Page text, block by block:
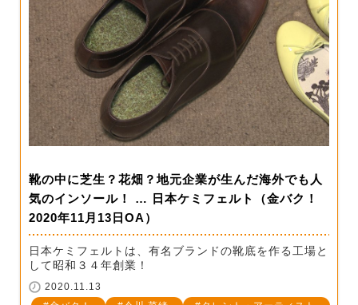
靴の中に芝生？花畑？地元企業が生んだ海外でも人
気のインソール！ … 日本ケミフェルト（金バク！
2020年11月13日OA）
日本ケミフェルトは、有名ブランドの靴底を作る工場と
して昭和３４年創業！
2020.11.13